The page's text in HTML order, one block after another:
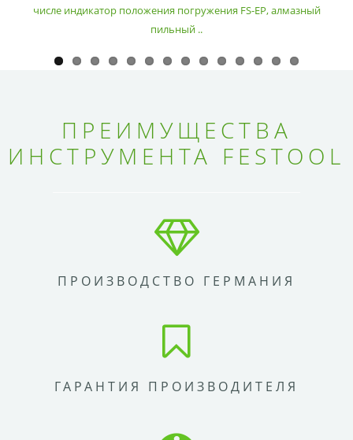
числе индикатор положения погружения FS-EP, алмазный
пильный ..
ПРЕИМУЩЕСТВА
ИНСТРУМЕНТА FESTOOL
ПРОИЗВОДСТВО ГЕРМАНИЯ
ГАРАНТИЯ ПРОИЗВОДИТЕЛЯ